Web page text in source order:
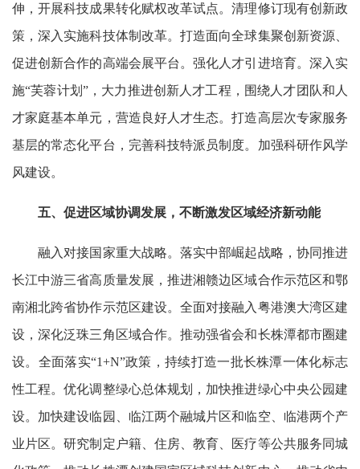
伸，开展科技成果转化赋权改革试点。清理修订现有创新政
策，深入实施科技体制改革。打造面向全球集聚创新资源、
促进创新合作的高端会展平台。强化人才引进培育。深入实
施“芙蓉计划”，大力推进创新人才工程，围绕人才团队和人
才家庭基本单元，营造良好人才生态。打造高层次专家服务
基层的常态化平台，完善科技特派员制度。加强科研作风学
风建设。
五、促进区域协调发展，不断激发区域经济新动能
融入对接国家重大战略。落实中部崛起战略，协同推进
长江中游三省高质量发展，推进湘赣边区域合作示范区和鄂
南湘北跨省协作示范区建设。全面对接融入粤港澳大湾区建
设，深化泛珠三角区域合作。推动强省会和长株潭都市圈建
设。全面落实“1+N”政策，持续打造一批长株潭一体化标志
性工程。优化调整绿心总体规划，加快推进绿心中央公园建
设。加快建设临园、临江两个融城片区和临空、临港两个产
业片区。研究制定户籍、住房、教育、医疗等公共服务同城